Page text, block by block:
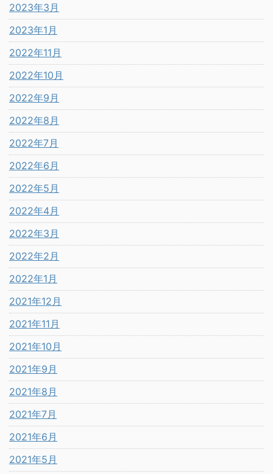
2023年3月
2023年1月
2022年11月
2022年10月
2022年9月
2022年8月
2022年7月
2022年6月
2022年5月
2022年4月
2022年3月
2022年2月
2022年1月
2021年12月
2021年11月
2021年10月
2021年9月
2021年8月
2021年7月
2021年6月
2021年5月